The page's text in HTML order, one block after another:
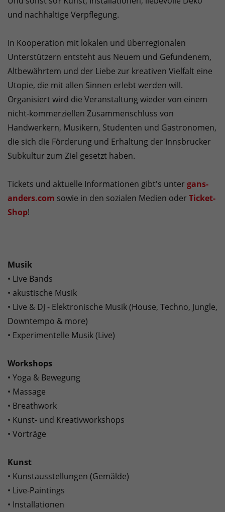
und nachhaltige Verpflegung.
In Kooperation mit lokalen und überregionalen
Unterstützern entsteht aus Neuem und Gefundenem,
Altbewährtem und der Liebe zur kreativen Vielfalt eine
Utopie, die mit allen Sinnen erlebt werden will.
Organisiert wird die Veranstaltung wieder von einem
nicht-kommerziellen Zusammenschluss von
Handwerkern, Musikern, Studenten und Gastronomen,
die sich die Förderung und Erhaltung der Innsbrucker
Subkultur zum Ziel gesetzt haben.
Tickets und aktuelle Informationen gibt's unter gans-
anders.com sowie in den sozialen Medien oder Ticket-
Shop!
Musik
• Live Bands
• akustische Musik
• Live & DJ - Elektronische Musik (House, Techno, Jungle,
Downtempo & more)
• Experimentelle Musik (Live)
Workshops
• Yoga & Bewegung
• Massage
• Breathwork
• Kunst- und Kreativworkshops
• Vorträge
Kunst
• Kunstausstellungen (Gemälde)
• Live-Paintings
• Installationen